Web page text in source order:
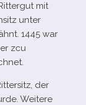
mit
unter
1445 war
zcu
der
Weitere